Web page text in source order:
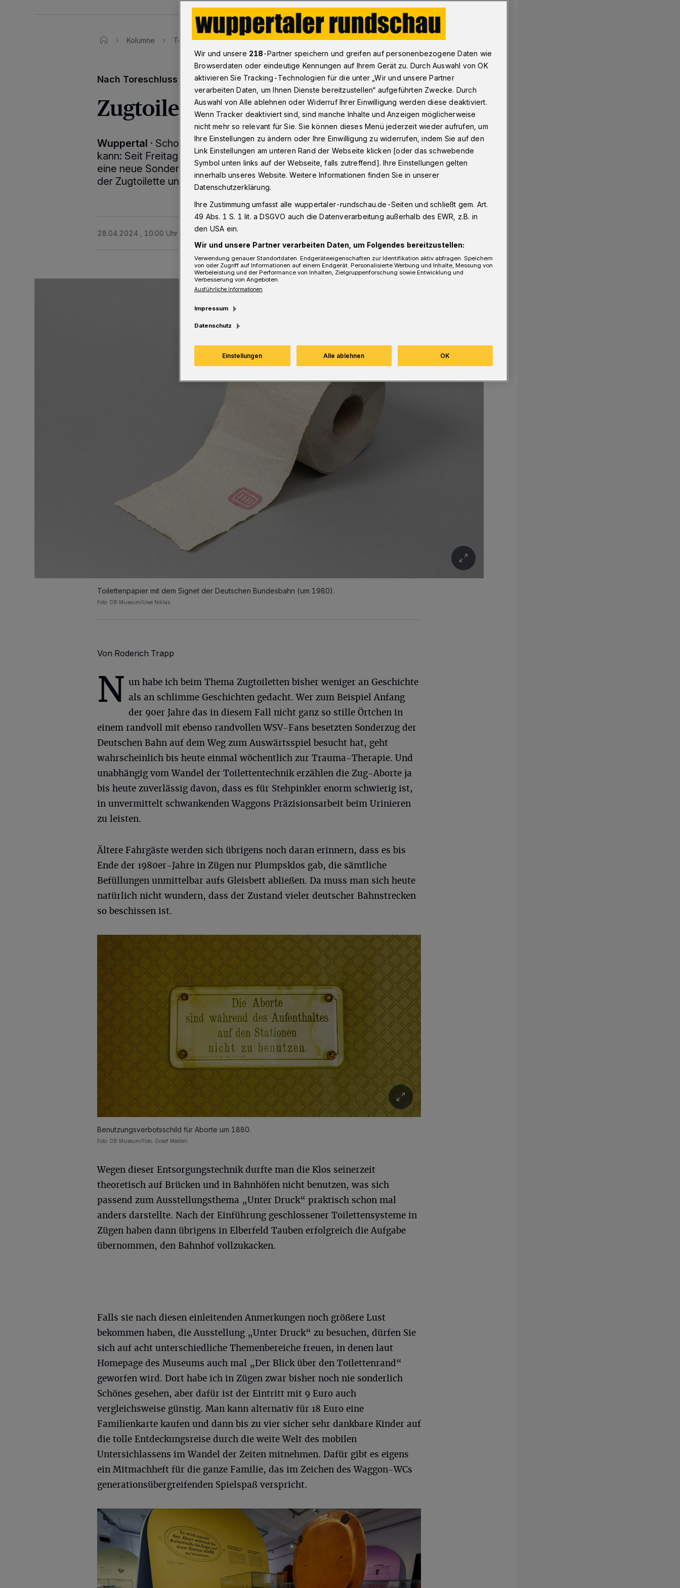
Kolumne Toreschluss Nach Toreschluss - die Wochenendsatire​: Zugtoiletten
Nach Toreschluss - die Wochenendsatire
Zugtoiletten-Geschichte(n)
Wuppertal · Schon wieder ein Brüller, den man sich nicht ausdenken
kann: Seit Freitag läuft im Nürnberger Museum der Deutschen Bahn
eine neue Sonderausstellung. Sie beschäftigt sich mit der Geschichte
der Zugtoilette und trägt den großartigen Titel „Unter Druck“ ...
28.04.2024 , 10:00 Uhr 3 Minuten Lesezeit
Toilettenpapier mit dem Signet der Deutschen Bundesbahn (um 1980).
Foto: DB Museum/Uwe Niklas
Von Roderich Trapp
N un habe ich beim Thema Zugtoiletten bisher weniger an Geschichte
als an schlimme Geschichten gedacht. Wer zum Beispiel Anfang
der 90er Jahre das in diesem Fall nicht ganz so stille Örtchen in
einem randvoll mit ebenso randvollen WSV-Fans besetzten Sonderzug der
Deutschen Bahn auf dem Weg zum Auswärtsspiel besucht hat, geht
wahrscheinlich bis heute einmal wöchentlich zur Trauma-Therapie. Und
unabhängig vom Wandel der Toilettentechnik erzählen die Zug-Aborte ja
bis heute zuverlässig davon, dass es für Stehpinkler enorm schwierig ist,
in unvermittelt schwankenden Waggons Präzisionsarbeit beim Urinieren
zu leisten.
Ältere Fahrgäste werden sich übrigens noch daran erinnern, dass es bis
Ende der 1980er-Jahre in Zügen nur Plumpsklos gab, die sämtliche
Befüllungen unmittelbar aufs Gleisbett abließen. Da muss man sich heute
natürlich nicht wundern, dass der Zustand vieler deutscher Bahnstrecken
so beschissen ist.
Benutzungsverbotsschild für Aborte um 1880.
Foto: DB Museum/Foto: Graef Medien
Wegen dieser Entsorgungstechnik durfte man die Klos seinerzeit
theoretisch auf Brücken und in Bahnhöfen nicht benutzen, was sich
passend zum Ausstellungsthema „Unter Druck“ praktisch schon mal
anders darstellte. Nach der Einführung geschlossener Toilettensysteme in
Zügen haben dann übrigens in Elberfeld Tauben erfolgreich die Aufgabe
übernommen, den Bahnhof vollzukacken.
Falls sie nach diesen einleitenden Anmerkungen noch größere Lust
bekommen haben, die Ausstellung „Unter Druck“ zu besuchen, dürfen Sie
sich auf acht unterschiedliche Themenbereiche freuen, in denen laut
Homepage des Museums auch mal „Der Blick über den Toilettenrand“
geworfen wird. Dort habe ich in Zügen zwar bisher noch nie sonderlich
Schönes gesehen, aber dafür ist der Eintritt mit 9 Euro auch
vergleichsweise günstig. Man kann alternativ für 18 Euro eine
Familienkarte kaufen und dann bis zu vier sicher sehr dankbare Kinder auf
die tolle Entdeckungsreise durch die weite Welt des mobilen
Untersichlassens im Wandel der Zeiten mitnehmen. Dafür gibt es eigens
ein Mitmachheft für die ganze Familie, das im Zeichen des Waggon-WCs
generationsübergreifenden Spielspaß verspricht.
Wir und unsere 218-Partner speichern und greifen auf personenbezogene Daten wie
Browserdaten oder eindeutige Kennungen auf Ihrem Gerät zu. Durch Auswahl von OK
aktivieren Sie Tracking-Technologien für die unter „Wir und unsere Partner
verarbeiten Daten, um Ihnen Dienste bereitzustellen“ aufgeführten Zwecke. Durch
Auswahl von Alle ablehnen oder Widerruf Ihrer Einwilligung werden diese deaktiviert.
Wenn Tracker deaktiviert sind, sind manche Inhalte und Anzeigen möglicherweise
nicht mehr so relevant für Sie. Sie können dieses Menü jederzeit wieder aufrufen, um
Ihre Einstellungen zu ändern oder Ihre Einwilligung zu widerrufen, indem Sie auf den
Link Einstellungen am unteren Rand der Webseite klicken [oder das schwebende
Symbol unten links auf der Webseite, falls zutreffend]. Ihre Einstellungen gelten
innerhalb unseres Website. Weitere Informationen finden Sie in unserer
Datenschutzerklärung.
Ihre Zustimmung umfasst alle wuppertaler-rundschau.de-Seiten und schließt gem. Art.
49 Abs. 1 S. 1 lit. a DSGVO auch die Datenverarbeitung außerhalb des EWR, z.B. in
den USA ein.
Wir und unsere Partner verarbeiten Daten, um Folgendes bereitzustellen:
Verwendung genauer Standortdaten. Endgeräteeigenschaften zur Identifikation aktiv abfragen. Speichern
von oder Zugriff auf Informationen auf einem Endgerät. Personalisierte Werbung und Inhalte, Messung von
Werbeleistung und der Performance von Inhalten, Zielgruppenforschung sowie Entwicklung und
Verbesserung von Angeboten.
Ausführliche Informationen
Impressum
Datenschutz
Einstellungen Alle ablehnen OK